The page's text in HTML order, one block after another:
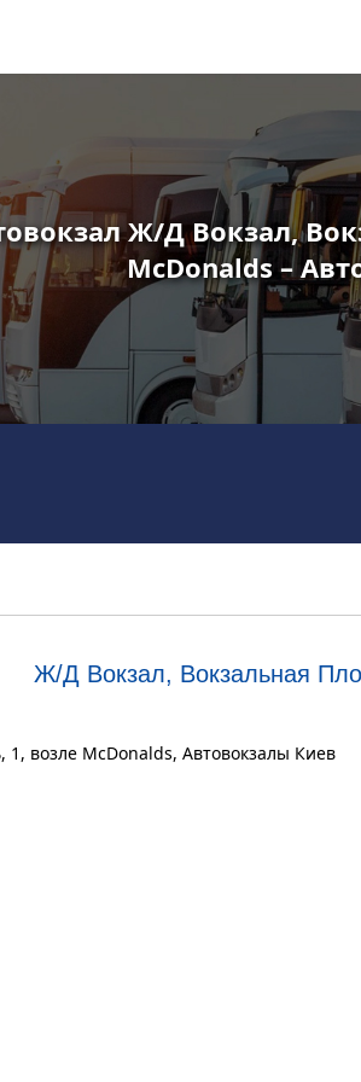
Ж/Д Вокзал,
McDonalds –
Ж/Д Вокзал, Вокзальная
возле McDonalds, Автовокзалы Киев